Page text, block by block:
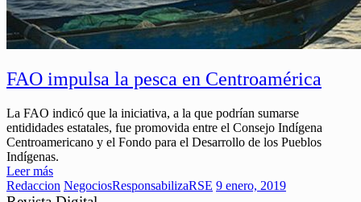
FAO impulsa la pesca en Centroamérica
La FAO indicó que la iniciativa, a la que podrían sumarse
entididades estatales, fue promovida entre el Consejo Indígena
Centroamericano y el Fondo para el Desarrollo de los Pueblos
Indígenas.
Leer más
Redaccion NegociosResponsabilizaRSE 9 enero, 2019